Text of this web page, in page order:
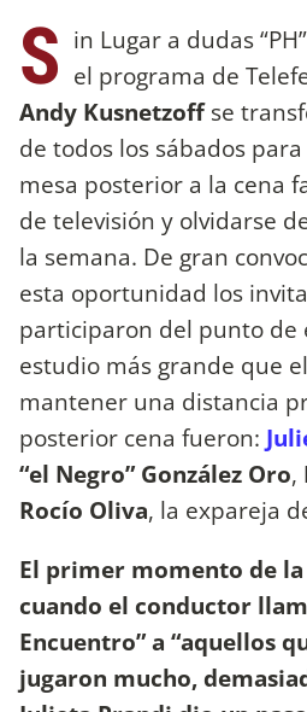
S in Lugar a dudas
el programa de
Andy Kusnetzoffse
de todos los sábados
mesa posterior a la cena
de televisión y olvidarse
la semana. De gran
esta oportunidad los
participaron del punto de
estudio más grande que
mantener una distancia
posterior cena fueron:
“el Negro” González Oro,
Rocío Oliva, la expareja
El primer momento de la
cuando el conductor
Encuentro” a “aquellos
jugaron mucho,